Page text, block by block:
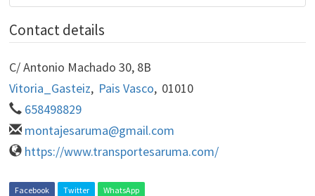
Contact details
C/ Antonio Machado 30, 8B
Vitoria_Gasteiz, Pais Vasco, 01010
658498829
montajesaruma@gmail.com
https://www.transportesaruma.com/
Facebook Twitter WhatsApp